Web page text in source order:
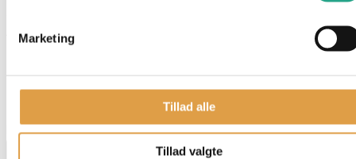
Marketing
Tillad alle
Tillad valgte
Alder: 7 år
" indikerer påkrævede felter
Navn*